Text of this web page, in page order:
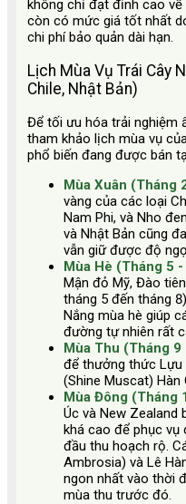
không chỉ đạt đỉnh cao
còn có mức giá tốt nhất
chi phí bảo quản dài hạn.
Lịch Mùa Vụ Trái Cây
Chile, Nhật Bản)
Để tối ưu hóa trải nghiệm
tham khảo lịch mùa vụ
phổ biến đang được bán
Mùa Xuân (Tháng
vàng của các loại
Nam Phi, và Nho
và Nhật Bản cũng
vẫn giữ được độ
Mùa Hè (Tháng 5
Mận đỏ Mỹ, Đào
tháng 5 đến tháng
Nắng mùa hè giúp
đường tự nhiên rất
Mùa Thu (Tháng 9
để thưởng thức Lựu
(Shine Muscat) Hàn
Mùa Đông (Tháng
Úc và New Zealand
khá cao để phục vụ
đầu thu hoạch rộ.
Ambrosia) và Lê
ngon nhất vào thời
mùa thu trước đó.